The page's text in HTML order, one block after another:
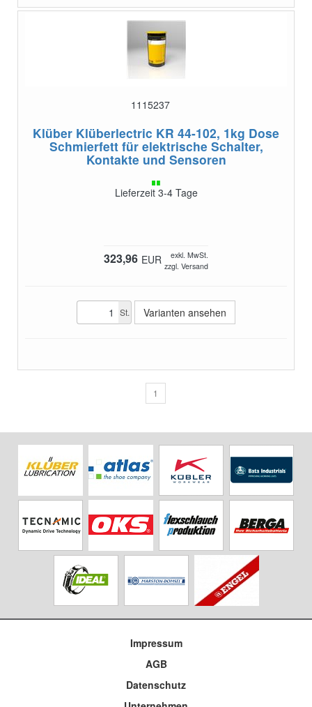
1115237
Klüber Klüberlectric KR 44-102, 1kg Dose
Schmierfett für elektrische Schalter,
Kontakte und Sensoren
Lieferzeit 3-4 Tage
323,96 EUR
exkl. MwSt.
zzgl. Versand
St. Varianten ansehen
1
Impressum
AGB
Datenschutz